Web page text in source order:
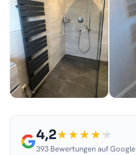
4,2
393 Bewertungen auf Google